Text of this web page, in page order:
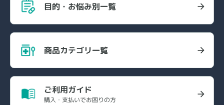
目的・お悩み別一覧
商品カテゴリ一覧
ご利用ガイド
購入・支払いでお困りの方